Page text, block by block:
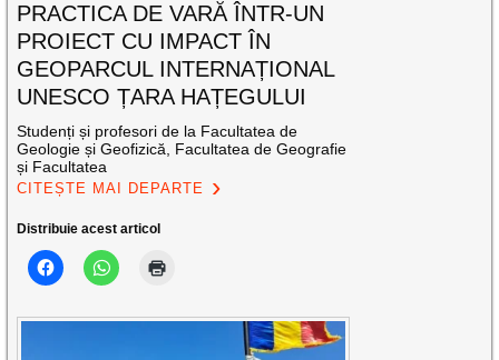
PRACTICA DE VARĂ ÎNTR-UN
PROIECT CU IMPACT ÎN
GEOPARCUL INTERNAȚIONAL
UNESCO ȚARA HAȚEGULUI
Studenți și profesori de la Facultatea de
Geologie și Geofizică, Facultatea de Geografie
și Facultatea
CITEȘTE MAI DEPARTE
Distribuie acest articol